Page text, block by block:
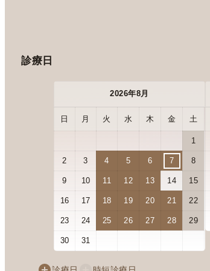
診療日
2026年8月
日 月 火 水 木 金 土
1
2 3 4 5 6 7 8
9 10 11 12 13 14 15
16 17 18 19 20 21 22
23 24 25 26 27 28 29
30 31